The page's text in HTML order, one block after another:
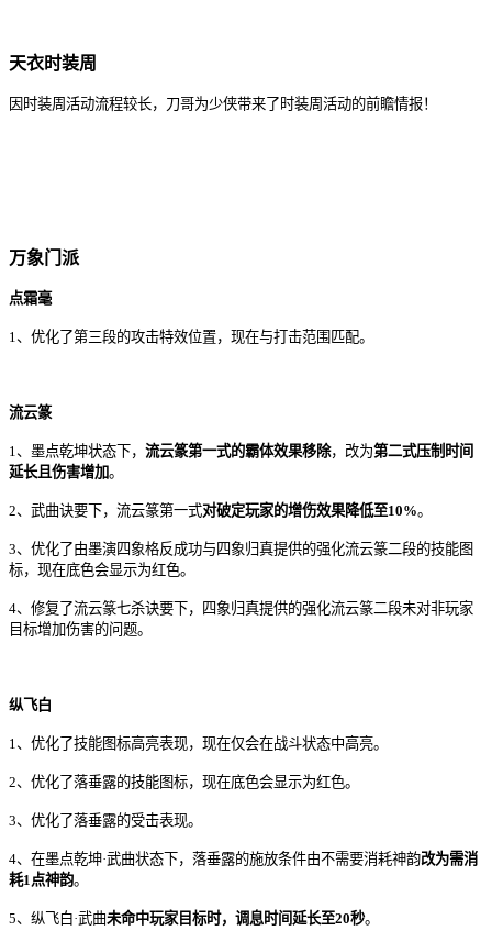
天衣时装周
因时装周活动流程较长， 刀哥为少侠带来了时装周活动的前瞻情报！
万象门派
点霜毫
1、优化了第三段的攻击特效位置，现在与打击范围匹配。
流云篆
1、墨点乾坤状态下， 流云篆第一式的霸体效果移除，改为第二式压制时间
延长且伤害增加。
2、武曲诀要下，流云篆第一式对破定玩家的增伤效果降低至10%。
3、优化了由墨演四象格反成功与四象归真提供的强化流云篆二段的技能图
标，现在底色会显示为红色。
4、修复了流云篆七杀诀要下，四象归真提供的强化流云篆二段未对非玩家
目标增加伤害的问题。
纵飞白
1、优化了技能图标高亮表现，现在仅会在战斗状态中高亮。
2、优化了落垂露的技能图标，现在底色会显示为红色。
3、优化了落垂露的受击表现。
4、在墨点乾坤·武曲状态下，落垂露的施放条件由不需要消耗神韵改为需消
耗1点神韵。
5、纵飞白·武曲未命中玩家目标时，调息时间延长至20秒。